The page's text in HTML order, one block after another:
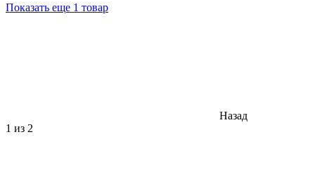
Показать еще 1 товар
Назад
1 из 2